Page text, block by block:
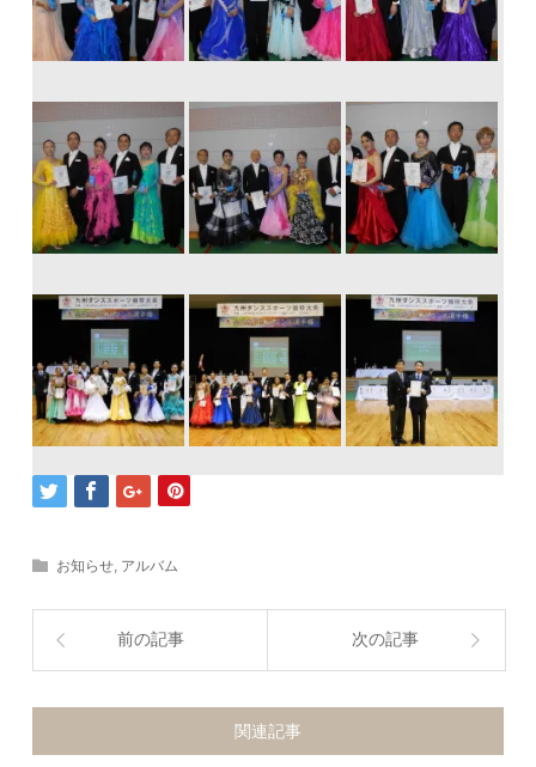
お知らせ アルバム
前の記事 次の記事
関連記事